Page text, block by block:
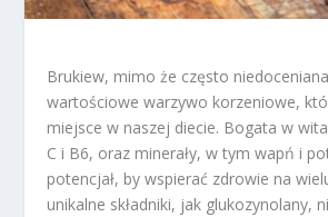
Brukiew, mimo że często
wartościowe warzywo korzeniowe,
miejsce w naszej diecie. Bogata w
C i B6, oraz minerały, w tym wapń i
potencjał, by wspierać zdrowie na
unikalne składniki, jak glukozynolany,